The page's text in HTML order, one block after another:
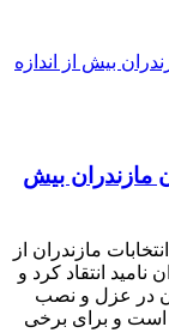
مازندران بیش
مازندران از
انتقاد کرد و
در عزل و نصب
است و برای برخی